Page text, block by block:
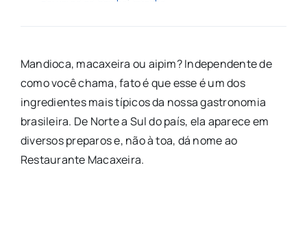
Mandioca, macaxeira ou aipim? Independente de
como você chama, fato é que esse é um dos
ingredientes mais típicos da nossa gastronomia
brasileira. De Norte a Sul do país, ela aparece em
diversos preparos e, não à toa, dá nome ao
Restaurante Macaxeira.